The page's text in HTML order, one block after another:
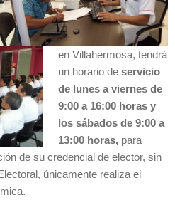
en Villahermosa, tendrá
un horario de servicio
de lunes a viernes de
9:00 a 16:00 horas y
los sábados de 9:00 a
13:00 horas,para
de su credencial de elector, sin
únicamente realiza el